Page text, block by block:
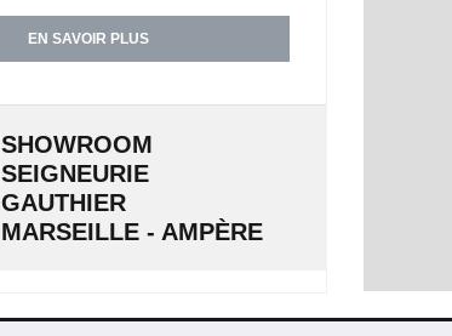
EN SAVOIR PLUS
SHOWROOM
SEIGNEURIE
GAUTHIER
MARSEILLE - AMPÈRE
17 BOULEVARD AMPERE,ZAC